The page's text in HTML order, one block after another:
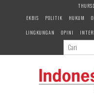
EKBIS
POLITIK HUKUM
LINGKUNGAN
OPINI